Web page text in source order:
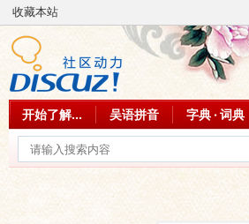
收藏本站
开始了解... 吴语拼音 字典 · 词典